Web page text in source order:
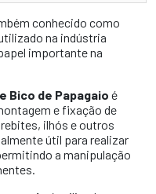
conhecido como
na indústria
importante na
Bico de Papagaio é
e fixação de
ilhós e outros
útil para realizar
a manipulação